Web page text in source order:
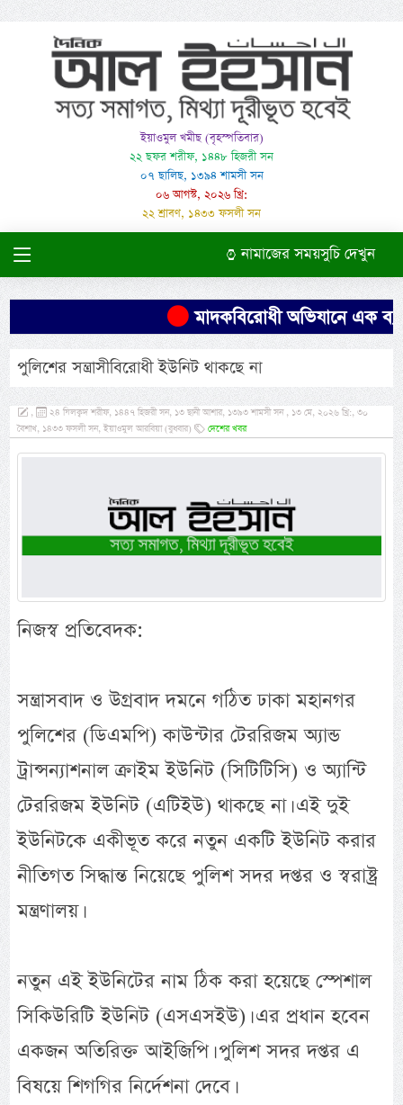
ইয়াওমুল খমীছ (বৃহস্পতিবার)
২২ ছফর শরীফ, ১৪৪৮ হিজরী সন
০৭ ছালিছ, ১৩৯৪ শামসী সন
০৬ আগস্ট, ২০২৬ খ্রি:
২২ শ্রাবণ, ১৪৩৩ ফসলী সন
নামাজের সময়সুচি দেখুন
মাদকবিরোধী অভিযানে এক
পুলিশের সন্ত্রাসীবিরোধী ইউনিট থাকছে না
,
২৪ যিলক্বদ শরীফ, ১৪৪৭ হিজরী সন, ১৩ ছানী আশার, ১৩৯৩ শামসী সন , ১৩ মে, ২০২৬ খ্রি:, ৩০
বৈশাখ, ১৪৩৩ ফসলী সন, ইয়াওমুল আরবিয়া (বুধবার)
দেশের খবর
নিজস্ব প্রতিবেদক:
সন্ত্রাসবাদ ও উগ্রবাদ দমনে গঠিত ঢাকা মহানগর
পুলিশের (ডিএমপি) কাউন্টার টেররিজম অ্যান্ড
ট্রান্সন্যাশনাল ক্রাইম ইউনিট (সিটিটিসি) ও অ্যান্টি
টেররিজম ইউনিট (এটিইউ) থাকছে না। এই দুই
ইউনিটকে একীভূত করে নতুন একটি ইউনিট করার
নীতিগত সিদ্ধান্ত নিয়েছে পুলিশ সদর দপ্তর ও স্বরাষ্ট্র
মন্ত্রণালয়।
নতুন এই ইউনিটের নাম ঠিক করা হয়েছে স্পেশাল
সিকিউরিটি ইউনিট (এসএসইউ)। এর প্রধান হবেন
একজন অতিরিক্ত আইজিপি। পুলিশ সদর দপ্তর এ
বিষয়ে শিগগির নির্দেশনা দেবে।